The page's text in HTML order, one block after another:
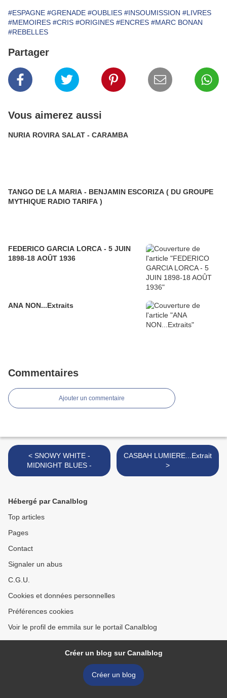
#ESPAGNE #GRENADE #OUBLIES #INSOUMISSION #LIVRES
#MEMOIRES #CRIS #ORIGINES #ENCRES #MARC BONAN
#REBELLES
Partager
Vous aimerez aussi
NURIA ROVIRA SALAT - CARAMBA
TANGO DE LA MARIA - BENJAMIN ESCORIZA ( DU GROUPE
MYTHIQUE RADIO TARIFA )
FEDERICO GARCIA LORCA - 5 JUIN
1898-18 AOÛT 1936
ANA NON...Extraits
Commentaires
Ajouter un commentaire
< SNOWY WHITE -
MIDNIGHT BLUES -
CASBAH LUMIERE...Extrait
>
Hébergé par Canalblog
Top articles
Pages
Contact
Signaler un abus
C.G.U.
Cookies et données personnelles
Préférences cookies
Voir le profil de emmila sur le portail Canalblog
Créer un blog sur Canalblog
Créer un blog